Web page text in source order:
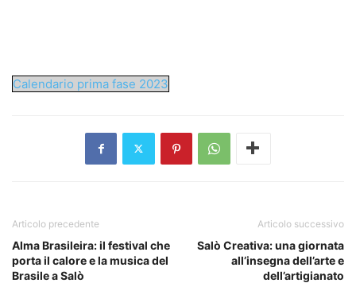
Calendario prima fase 2023
Articolo precedente
Alma Brasileira: il festival che
porta il calore e la musica del
Brasile a Salò
Articolo successivo
Salò Creativa: una giornata
all’insegna dell’arte e
dell’artigianato